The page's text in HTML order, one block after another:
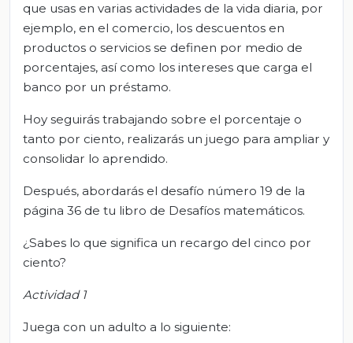
que usas en varias actividades de la vida diaria, por
ejemplo, en el comercio, los descuentos en
productos o servicios se definen por medio de
porcentajes, así como los intereses que carga el
banco por un préstamo.
Hoy seguirás trabajando sobre el porcentaje o
tanto por ciento, realizarás un juego para ampliar y
consolidar lo aprendido.
Después, abordarás el desafío número 19 de la
página 36 de tu libro de Desafíos matemáticos.
¿Sabes lo que significa un recargo del cinco por
ciento?
Actividad 1
Juega con un adulto a lo siguiente: